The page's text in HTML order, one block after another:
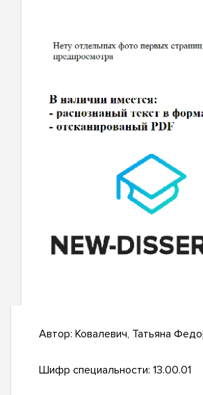
Автор: Ковалевич, Татьяна
Шифр специальности: 13.00.01